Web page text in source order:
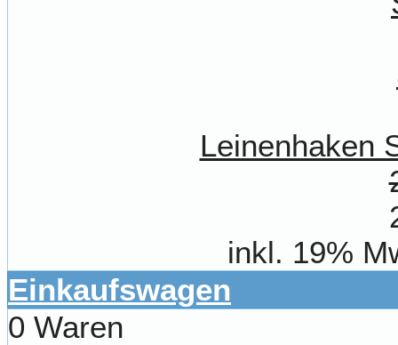
Leinenhaken
inkl. 19%
Einkaufswagen
0 Waren